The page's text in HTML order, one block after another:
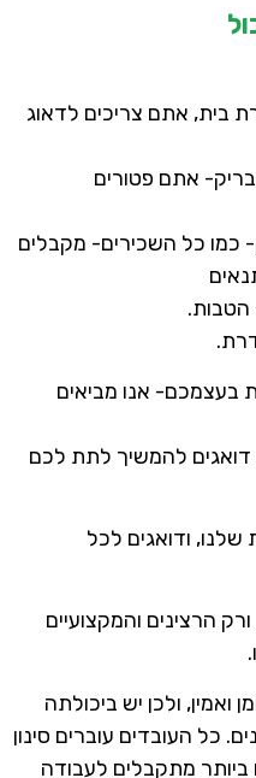
בית, אתם צריכים לדאוג
אתם פטורים
כמו כל השכירים- מקבלים
הטבות.
בעצמכם- אנו מביאים
דואגים להמשיך לתת לכם
שלנו, ודואגים לכל
הרצינים והמקצועיים
ואמין, ולכן יש ביכולתה
כל העובדים עוברים סינון
ביותר מתקבלים לעבודה